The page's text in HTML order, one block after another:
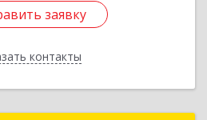
заявку
контакты
заявку
Назад